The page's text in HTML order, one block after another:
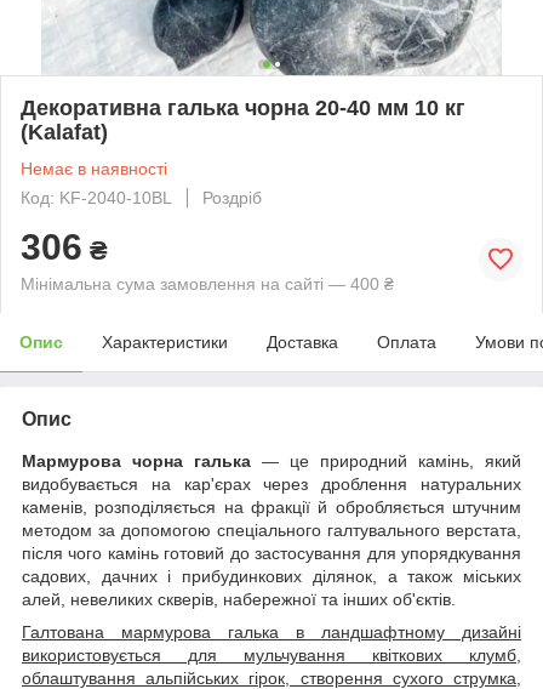
Декоративна галька чорна 20-40 мм 10 кг
(Kalafat)
Немає в наявності
Код: KF-2040-10BL
Роздріб
306 ₴
Мінімальна сума замовлення на сайті — 400 ₴
Опис Характеристики Доставка Оплата Умови
Опис
Мармурова чорна галька — це природний камінь, який
видобувається на кар'єрах через дроблення натуральних
каменів, розподіляється на фракції й обробляється штучним
методом за допомогою спеціального галтувального верстата,
після чого камінь готовий до застосування для упорядкування
садових, дачних і прибудинкових ділянок, а також міських
алей, невеликих скверів, набережної та інших об'єктів.
Галтована мармурова галька в ландшафтному дизайні
використовується для мульчування квіткових клумб,
облаштування альпійських гірок, створення сухого струмка,